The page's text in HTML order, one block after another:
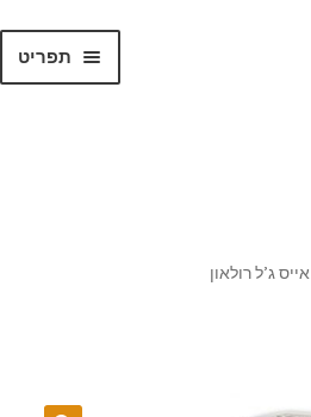
תפריט
אייס ג’ל רולאון